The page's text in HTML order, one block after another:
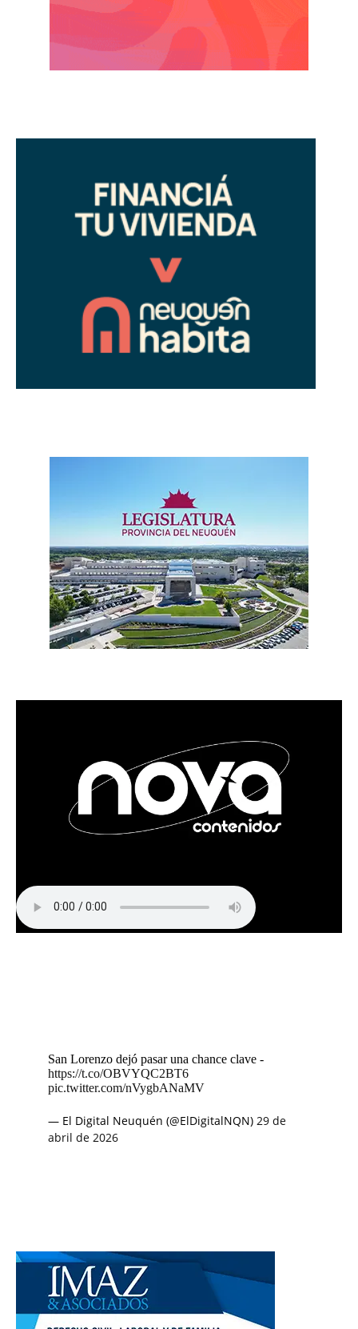
San Lorenzo dejó pasar una chance clave -
https://t.co/OBVYQC2BT6
pic.twitter.com/nVygbANaMV
— El Digital Neuquén (@ElDigitalNQN) 29 de
abril de 2026